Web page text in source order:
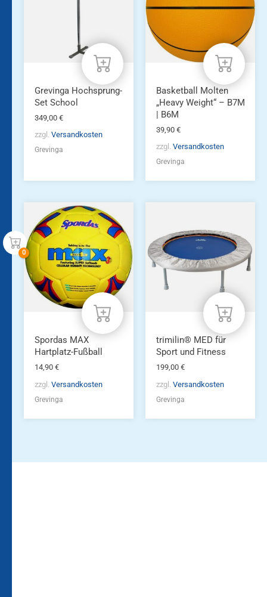
Grevinga Hochsprung-
Set School
349,00 €
zzgl. Versandkosten
Grevinga
Varianten
Optionen
können
Produktseite
gewählt
werden
Basketball Molten
„Heavy Weight“ – B7M
| B6M
39,90 €
zzgl. Versandkosten
Grevinga
Spordas MAX
Hartplatz-Fußball
14,90 €
zzgl. Versandkosten
Grevinga
trimilin® MED für
Sport und Fitness
199,00 €
zzgl. Versandkosten
Grevinga